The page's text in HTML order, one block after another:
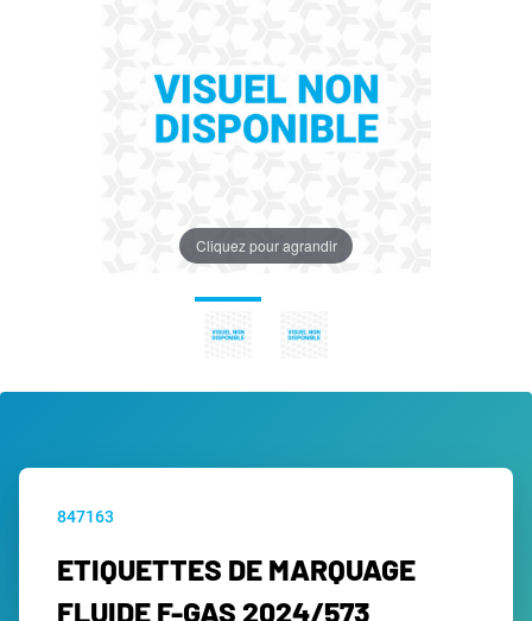
Cliquez pour agrandir
847163
ETIQUETTES DE MARQUAGE
FLUIDE F-GAS 2024/573